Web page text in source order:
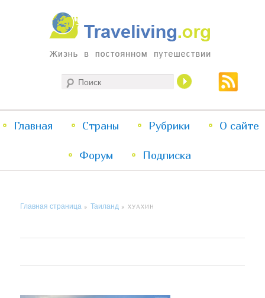
Traveliving
Жизнь в постоянном путешествии
меню
Перейти
к
Перейти
к
Главная Страны Рубрики О сайте
Форум Подписка
Главная страница »Таиланд » ХУАХИН